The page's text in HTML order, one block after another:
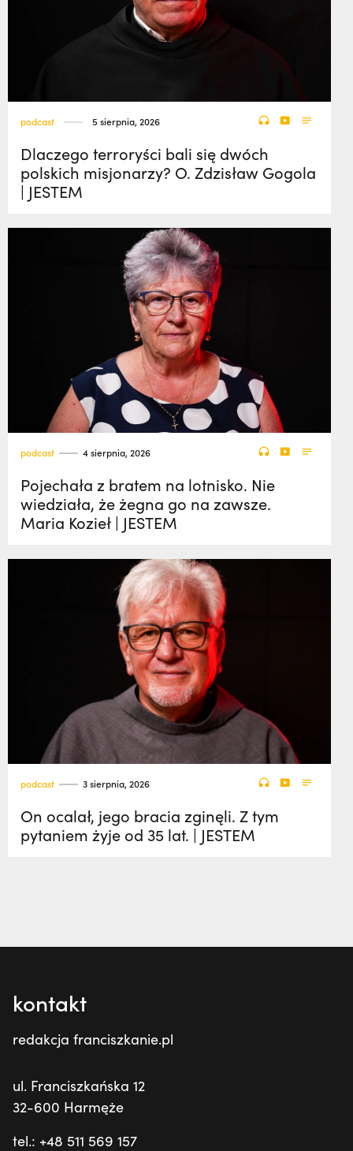
podcast 5 sierpnia, 2026
Dlaczego terroryści bali się dwóch
polskich misjonarzy? O. Zdzisław Gogola
| JESTEM
podcast 4 sierpnia, 2026
Pojechała z bratem na lotnisko. Nie
wiedziała, że żegna go na zawsze.
Maria Kozieł | JESTEM
podcast 3 sierpnia, 2026
On ocalał, jego bracia zginęli. Z tym
pytaniem żyje od 35 lat. | JESTEM
kontakt
redakcja franciszkanie.pl
ul. Franciszkańska 12
32-600 Harmęże
tel.: +48 511 569 157